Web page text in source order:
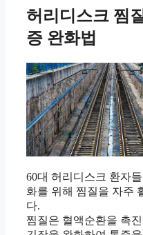
허리디스크 찜
증 완화법
60대 허리디스크 환자
화를 위해 찜질을 자주
다.
찜질은 혈액순환을 촉